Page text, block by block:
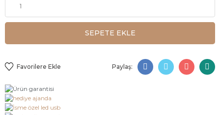
SEPETE EKLE
Paylaş: